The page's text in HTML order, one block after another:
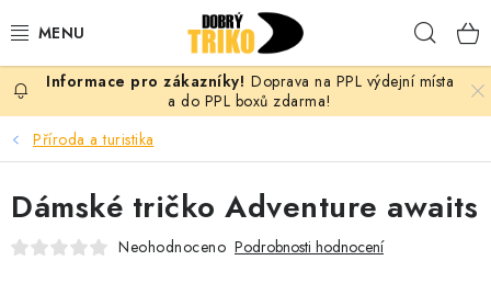
na
PRO ŽENY
PRO MUŽE
PRO DĚTI
Doprava na PPL výdejní místa
a do PPL boxů zdarma!
Příroda a turistika
Dámské tričko Adventure awaits
Neohodnoceno Podrobnosti hodnocení